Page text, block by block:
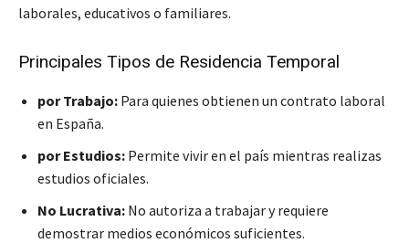
laborales, educativos o familiares.
Principales Tipos de Residencia Temporal
por Trabajo: Para quienes obtienen un contrato laboral
en España.
por Estudios: Permite vivir en el país mientras realizas
estudios oficiales.
No Lucrativa: No autoriza a trabajar y requiere
demostrar medios económicos suficientes.